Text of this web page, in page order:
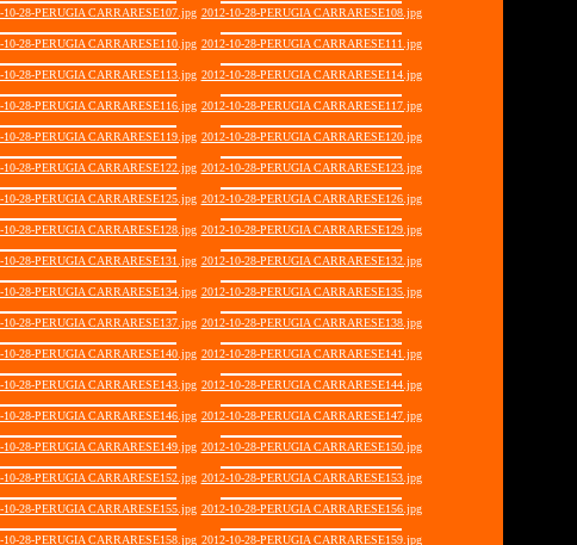
10-28-PERUGIA CARRARESE107.jpg 2012-10-28-PERUGIA CARRARESE108.jpg
10-28-PERUGIA CARRARESE110.jpg 2012-10-28-PERUGIA CARRARESE111.jpg
10-28-PERUGIA CARRARESE113.jpg 2012-10-28-PERUGIA CARRARESE114.jpg
10-28-PERUGIA CARRARESE116.jpg 2012-10-28-PERUGIA CARRARESE117.jpg
10-28-PERUGIA CARRARESE119.jpg 2012-10-28-PERUGIA CARRARESE120.jpg
10-28-PERUGIA CARRARESE122.jpg 2012-10-28-PERUGIA CARRARESE123.jpg
10-28-PERUGIA CARRARESE125.jpg 2012-10-28-PERUGIA CARRARESE126.jpg
10-28-PERUGIA CARRARESE128.jpg 2012-10-28-PERUGIA CARRARESE129.jpg
10-28-PERUGIA CARRARESE131.jpg 2012-10-28-PERUGIA CARRARESE132.jpg
10-28-PERUGIA CARRARESE134.jpg 2012-10-28-PERUGIA CARRARESE135.jpg
10-28-PERUGIA CARRARESE137.jpg 2012-10-28-PERUGIA CARRARESE138.jpg
10-28-PERUGIA CARRARESE140.jpg 2012-10-28-PERUGIA CARRARESE141.jpg
10-28-PERUGIA CARRARESE143.jpg 2012-10-28-PERUGIA CARRARESE144.jpg
10-28-PERUGIA CARRARESE146.jpg 2012-10-28-PERUGIA CARRARESE147.jpg
10-28-PERUGIA CARRARESE149.jpg 2012-10-28-PERUGIA CARRARESE150.jpg
10-28-PERUGIA CARRARESE152.jpg 2012-10-28-PERUGIA CARRARESE153.jpg
10-28-PERUGIA CARRARESE155.jpg 2012-10-28-PERUGIA CARRARESE156.jpg
10-28-PERUGIA CARRARESE158.jpg 2012-10-28-PERUGIA CARRARESE159.jpg